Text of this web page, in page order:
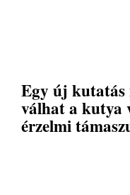
Egy új
válhat a kutya
érzelmi